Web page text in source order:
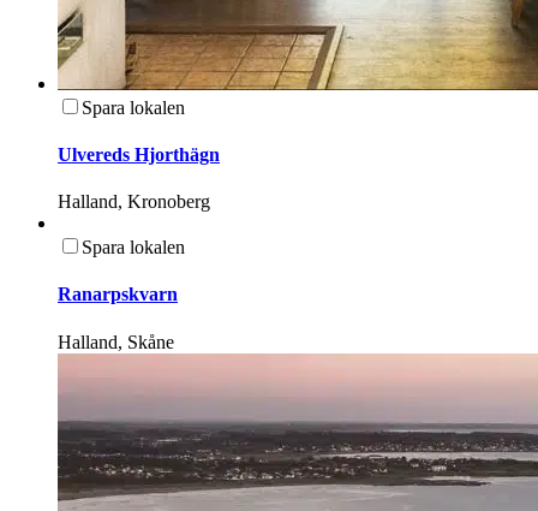
Spara lokalen
Ulvereds Hjorthägn
Halland, Kronoberg
Spara lokalen
Ranarpskvarn
Halland, Skåne